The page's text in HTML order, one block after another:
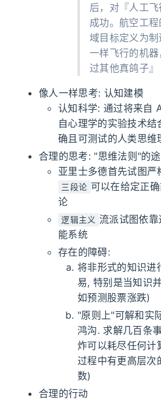
后，对『人工
成功。航空工
域目标定义为
一样飞行的机
过其他真鸽子』
像人一样思考: 认知建模
认知科学: 通过将来自
自心理学的实验技术
确且可测试的人类思维
合理的思考: "思维法则"的
亚里士多德首先试图
三段论 可以在给定正
论
逻辑主义 流派试图依
能系统
存在的障碍:
将非形式的知识进
易, 特别是当知识
如预测股票涨跌)
"原则上"可解和实
鸿沟. 求解几百条
炸可以耗尽任何
过程中有更高层次
数)
合理的行动